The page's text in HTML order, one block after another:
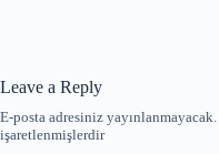
Leave a Reply
E-posta adresiniz yayınlanmayacak.
işaretlenmişlerdir